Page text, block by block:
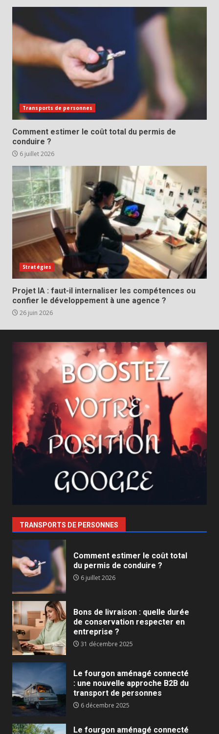
Transports de personnes
Comment estimer le coût total du permis de
conduire ?
6 juillet 2026
Stratégies
Projet IA : faut-il internaliser les compétences ou
confier le développement à une agence ?
26 juin 2026
TRANSPORTS DE PERSONNES
Comment estimer le coût total
du permis de conduire ?
6 juillet 2026
Bons de livraison : quelle durée
de conservation respecter en
entreprise ?
31 décembre 2025
Le fourgon aménagé connecté
: une nouvelle approche B2B du
transport de personnes
6 décembre 2025
Le fourgon aménagé connecté